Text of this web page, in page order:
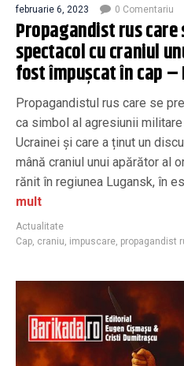
februarie 6, 2023 0 Comentariu
Propagandist rus
spectacol cu craniul
fost împușcat în cap –
Propagandistul rus care se
ca simbol al agresiunii
Ucrainei și care a ținut un
mână craniul unui apărător al
rănit în regiunea Lugansk, în
mult
Actualitate
Cap, craniu, impuscare, propagandist